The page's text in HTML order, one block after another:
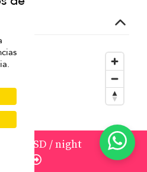
2.225 USD / night